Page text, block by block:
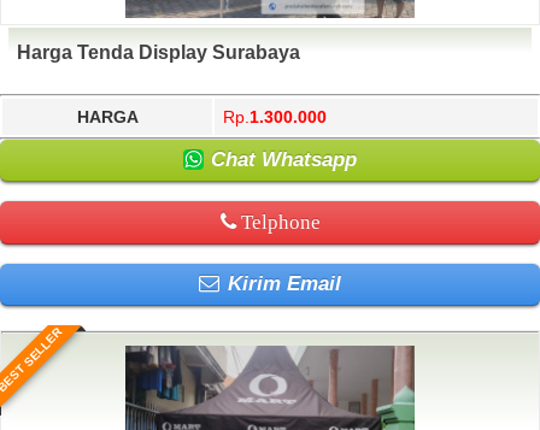
Harga Tenda Display Surabaya
HARGA Rp. 1.300.000
Chat Whatsapp
Telphone
Kirim Email
SELLER